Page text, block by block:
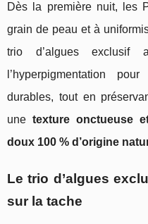
Dès la première nuit, les
grain de peau et à
trio d’algues
l’hyperpigmentation
durables, tout en
unetexture onctueuse
doux 100 % d’origine
Le trio d’algues
sur la tache